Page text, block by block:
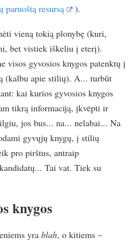
resursą
).
vieną tokią plonybę (kuri,
bet vistiek iškeliu į eterį).
visos gyvosios knygos patenktų į
(kalbu apie stilių). A... turbūt
kai kurios gyvosios knygos
tikrą informaciją, įkvėpti ir
jos bus... na... nelabai... Na
gyvųjų knygų, į stilių
pro pirštus, antraip
Tai vat. Tiek su
knygos
yrablah, o kitiems –